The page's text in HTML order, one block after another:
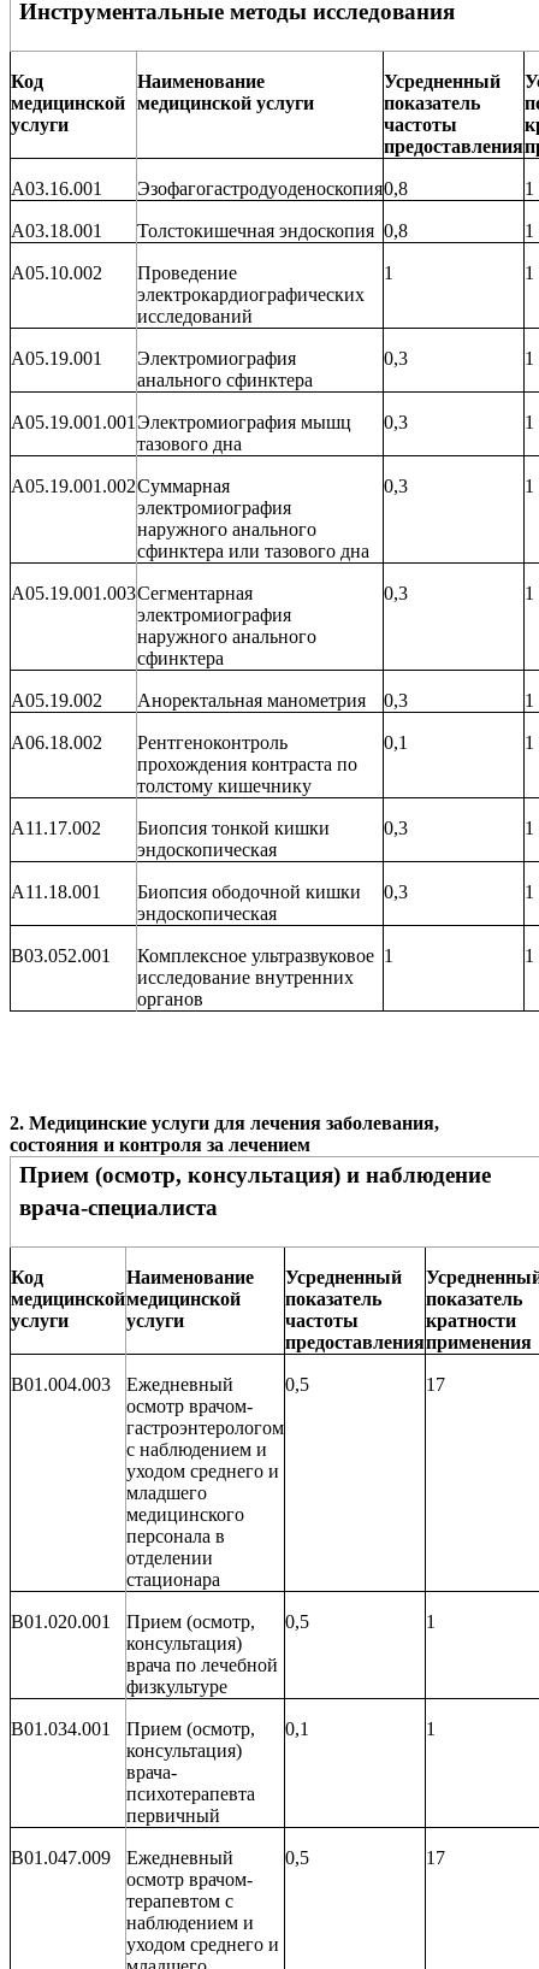
Инструментальные методы исследования
Код
медицинской
услуги
Наименование
медицинской услуги
Усредненный
показатель
частоты
предоставления
A03.16.001 Эзофагогастродуоденоскопия0,8 1
A03.18.001 Толстокишечная эндоскопия 0,8 1
A05.10.002
Проведение
электрокардиографических
исследований
1 1
A05.19.001
Электромиография
анального сфинктера
0,3 1
A05.19.001.001 Электромиография мышц
тазового дна
0,3 1
A05.19.001.002Суммарная
электромиография
наружного анального
сфинктера или тазового дна
0,3 1
A05.19.001.003Сегментарная
электромиография
наружного анального
сфинктера
0,3 1
A05.19.002 Аноректальная манометрия 0,3 1
A06.18.002
Рентгеноконтроль
прохождения контраста по
толстому кишечнику
0,1 1
A11.17.002
Биопсия тонкой кишки
эндоскопическая
0,3 1
A11.18.001
Биопсия ободочной кишки
эндоскопическая
0,3 1
B03.052.001
Комплексное ультразвуковое
исследование внутренних
органов
1 1
2. Медицинские услуги для лечения заболевания,
состояния и контроля за лечением
Прием (осмотр, консультация) и наблюдение
врача-специалиста
Код
медицинской
услуги
Наименование
медицинской
услуги
Усредненный
показатель
частоты
предоставления
показатель
кратности
применения
B01.004.003
Ежедневный
осмотр врачом-
гастроэнтерологом
с наблюдением и
уходом среднего и
младшего
медицинского
персонала в
отделении
стационара
0,5 17
B01.020.001
Прием (осмотр,
консультация)
врача по лечебной
физкультуре
0,5 1
B01.034.001
Прием (осмотр,
консультация)
врача-
психотерапевта
первичный
0,1 1
B01.047.009
Ежедневный
осмотр врачом-
терапевтом с
наблюдением и
уходом среднего и
0,5 17